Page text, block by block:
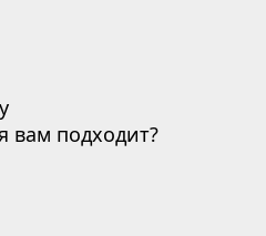
вам подходит?